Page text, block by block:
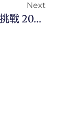
Next
365攝影挑戰 20230803(四) 215/365 Day2752